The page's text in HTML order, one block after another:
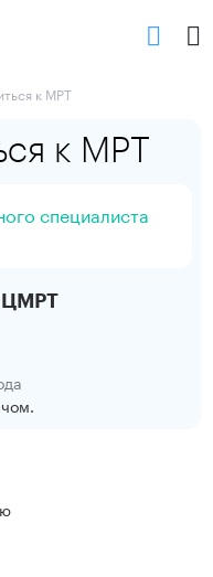
к МРТ
к МРТ
специалиста
ЦМРТ